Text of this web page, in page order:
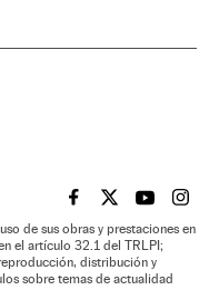
EL PAÍS BRASIL EN
EL PAÍSEL PAÍS
EL
de sus obras y prestaciones en
el artículo 32.1 del TRLPI;
distribución y
sobre temas de actualidad